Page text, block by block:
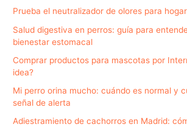
Prueba el neutralizador de olores para
Salud digestiva en perros: guía para
bienestar estomacal
Comprar productos para mascotas por
idea?
Mi perro orina mucho: cuándo es normal y
señal de alerta
Adiestramiento de cachorros en Madrid: